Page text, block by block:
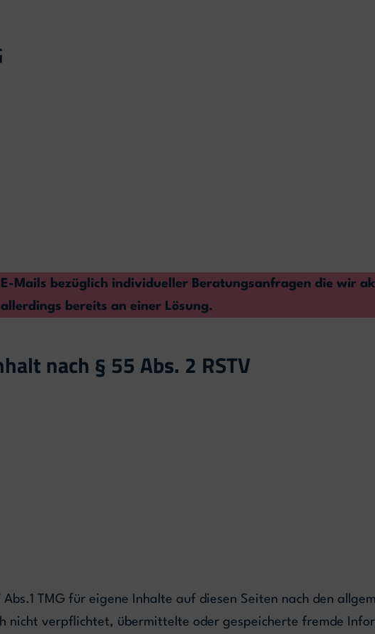
Mails bezüglich individueller Beratungsanfragen die wir
bereits an einer Lösung.
nach § 55 Abs. 2 RSTV
TMG für eigene Inhalte auf diesen Seiten nach den
nicht verpflichtet, übermittelte oder gespeicherte fremde